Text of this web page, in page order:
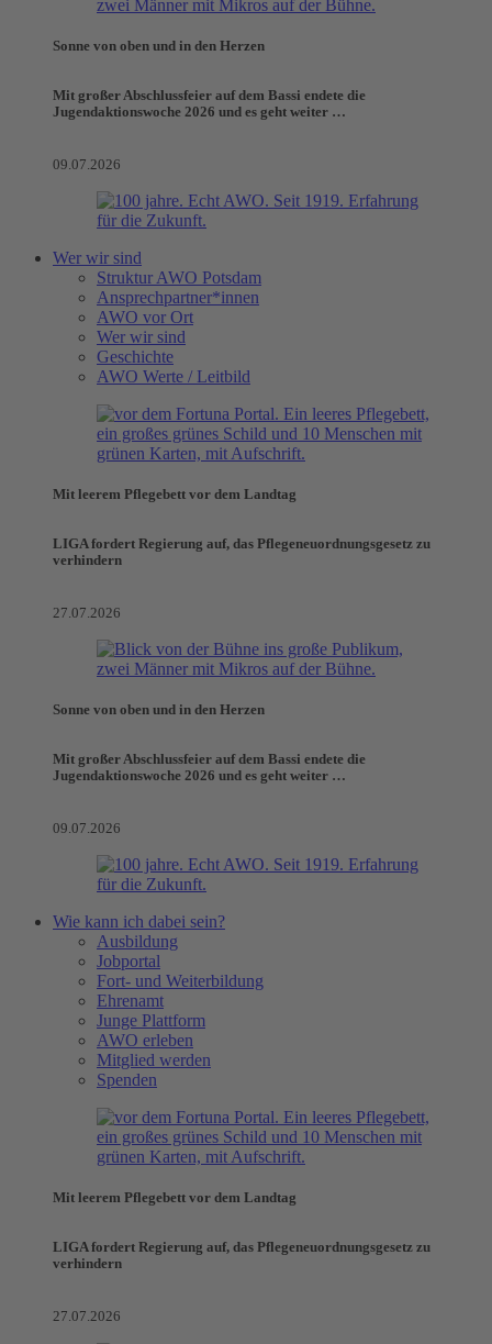
Sonne von oben und in den Herzen
Mit großer Abschlussfeier auf dem Bassi endete die
Jugendaktionswoche 2026 und es geht weiter …
09.07.2026
Wer wir sind
Struktur AWO Potsdam
Ansprechpartner*innen
AWO vor Ort
Wer wir sind
Geschichte
AWO Werte / Leitbild
Mit leerem Pflegebett vor dem Landtag
LIGA fordert Regierung auf, das Pflegeneuordnungsgesetz zu
verhindern
27.07.2026
Sonne von oben und in den Herzen
Mit großer Abschlussfeier auf dem Bassi endete die
Jugendaktionswoche 2026 und es geht weiter …
09.07.2026
Wie kann ich dabei sein?
Ausbildung
Jobportal
Fort- und Weiterbildung
Ehrenamt
Junge Plattform
AWO erleben
Mitglied werden
Spenden
Mit leerem Pflegebett vor dem Landtag
LIGA fordert Regierung auf, das Pflegeneuordnungsgesetz zu
verhindern
27.07.2026